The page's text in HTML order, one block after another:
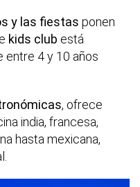
y las fiestas ponen
kids club está
entre 4 y 10 años
, ofrece
india, francesa,
hasta mexicana,